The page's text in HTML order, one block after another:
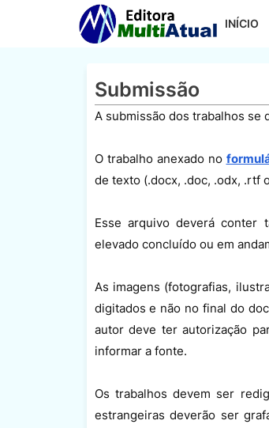
INÍCIO
Submissão
A submissão dos trabalhos se
O trabalho anexado no
de texto (.docx, .doc, .odx, .rtf
Esse arquivo deverá conter
elevado concluído ou em
As imagens (fotografias,
digitados e não no final do
autor deve ter autorização
informar a fonte.
Os trabalhos devem ser
estrangeiras deverão ser